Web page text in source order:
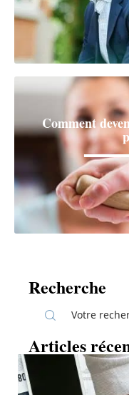
Comment
Recherche
Articles